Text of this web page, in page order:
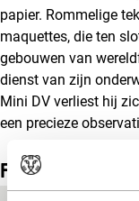
papier. Rommelige
maquettes, die ten
gebouwen van
dienst van zijn
Mini DV verliest hij
een precieze
Film details